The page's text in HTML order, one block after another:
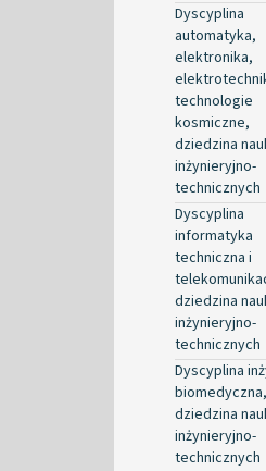
Dyscyplina
automatyka,
elektronika,
technologie
kosmiczne,
dziedzina
inżynieryjno-
technicznych
Dyscyplina
informatyka
techniczna i
dziedzina
inżynieryjno-
technicznych
Dyscyplina
biomedyczna,
dziedzina
inżynieryjno-
technicznych